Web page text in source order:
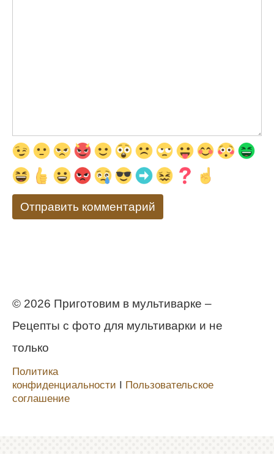
© 2026 Приготовим в мультиварке –
Рецепты с фото для мультиварки и не
только
Политика
конфиденциальности Ι Пользовательское
соглашение